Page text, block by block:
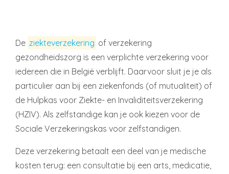
De ziekteverzekering of verzekering
gezondheidszorg is een verplichte verzekering voor
iedereen die in België verblijft. Daarvoor sluit je je als
particulier aan bij een ziekenfonds (of mutualiteit) of
de Hulpkas voor Ziekte- en Invaliditeitsverzekering
(HZIV). Als zelfstandige kan je ook kiezen voor de
Sociale Verzekeringskas voor zelfstandigen.
Deze verzekering betaalt een deel van je medische
kosten terug: een consultatie bij een arts, medicatie,